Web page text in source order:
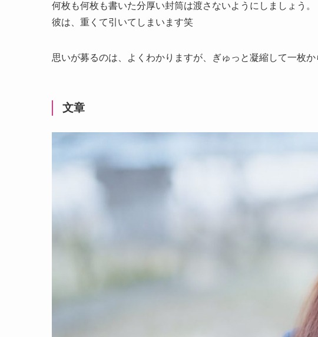
何枚も何枚も書いた分厚い封筒は渡さないようにしましょう。
彼は、重くて引いてしまいます笑
思いが募るのは、よくわかりますが、ぎゅっと凝縮して一枚か
文章